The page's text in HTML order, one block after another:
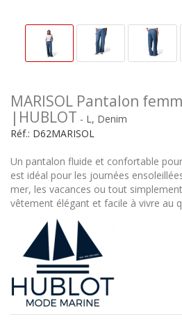
MARISOL Pantalon
|HUBLOT - L, Denim
Réf.: D62MARISOL
Un pantalon fluide et confortable pour
est idéal pour les journées
mer, les vacances ou tout
vêtement élégant et facile à vivre au